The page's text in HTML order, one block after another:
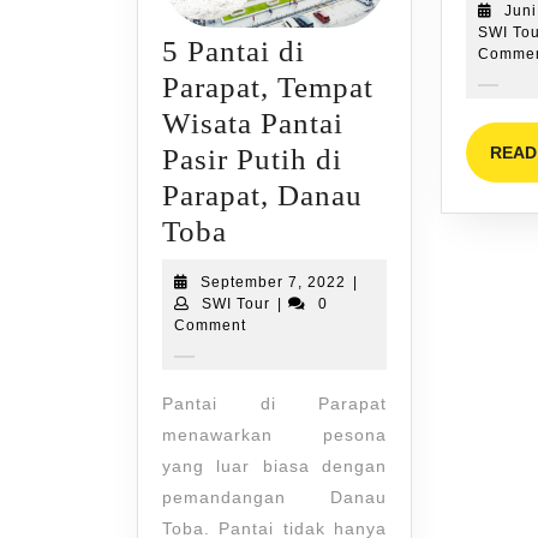
5 Pantai di
Parapat, Tempat
Wisata Pantai
Pasir Putih di
Parapat, Danau
Toba
di
Parapat,
Wisata
Pantai
Pasir
Putih
September 7, 2022 September
|
SWI Tour SWI
|
0
Comment
Pantai di Parapat
menawarkan pesona
yang luar biasa dengan
pemandangan Danau
Toba. Pantai tidak hanya
SWI